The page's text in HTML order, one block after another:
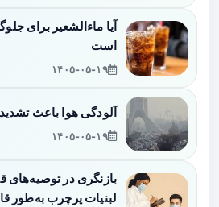
آیا ماءالشعیر برای
است
۱۴۰۵-۰۵-۱۹
آلودگی هوا باعث
۱۴۰۵-۰۵-۱۹
بازنگری در
لبنیات پرچرب به‌طور